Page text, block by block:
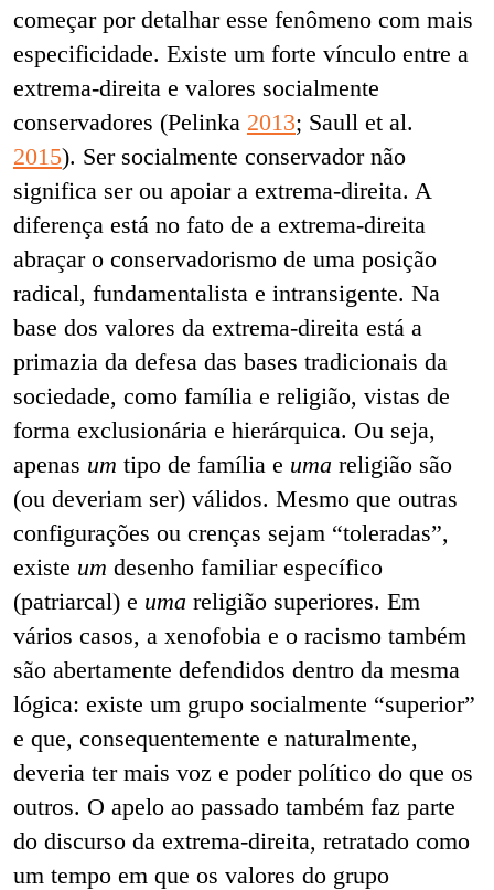
começar por detalhar esse fenômeno com mais
especificidade. Existe um forte vínculo entre a
extrema-direita e valores socialmente
conservadores (Pelinka 2013; Saull et al.
2015). Ser socialmente conservador não
significa ser ou apoiar a extrema-direita. A
diferença está no fato de a extrema-direita
abraçar o conservadorismo de uma posição
radical, fundamentalista e intransigente. Na
base dos valores da extrema-direita está a
primazia da defesa das bases tradicionais da
sociedade, como família e religião, vistas de
forma exclusionária e hierárquica. Ou seja,
apenas um tipo de família e uma religião são
(ou deveriam ser) válidos. Mesmo que outras
configurações ou crenças sejam “toleradas”,
existe um desenho familiar específico
(patriarcal) e uma religião superiores. Em
vários casos, a xenofobia e o racismo também
são abertamente defendidos dentro da mesma
lógica: existe um grupo socialmente “superior”
e que, consequentemente e naturalmente,
deveria ter mais voz e poder político do que os
outros. O apelo ao passado também faz parte
do discurso da extrema-direita, retratado como
um tempo em que os valores do grupo